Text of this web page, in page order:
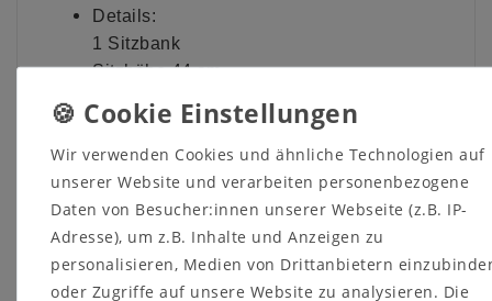
Details:
1 Sitzbank
Sitzhöhe 44 cm
passende Sitzkissen sind gegen Aufpreis
lieferbar
das Set beinhaltet:
Bankelement 95 cm
Bankseiten links/rechts
Holz: Kernbuche massiv
Oberfläche: geölt
Wir verwenden Cookies und ähnliche Technologien auf
unserer Website und verarbeiten personenbezogene
Daten von Besucher:innen unserer Webseite (z.B. IP-
Adresse), um z.B. Inhalte und Anzeigen zu
personalisieren, Medien von Drittanbietern
oder Zugriffe auf unsere Website zu analysieren. Die